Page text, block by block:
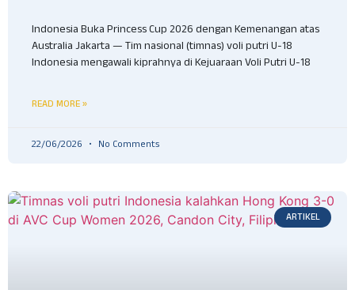
Indonesia Buka Princess Cup 2026 dengan Kemenangan atas
Australia Jakarta — Tim nasional (timnas) voli putri U-18
Indonesia mengawali kiprahnya di Kejuaraan Voli Putri U-18
READ MORE »
22/06/2026 No Comments
ARTIKEL